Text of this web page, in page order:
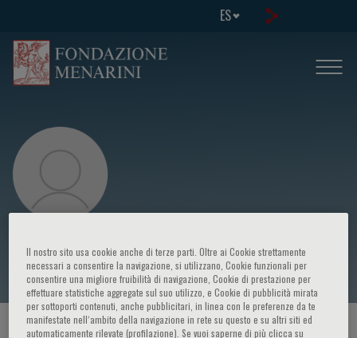
ES
Dario Nardella
HOME PAGE / CURSOS Y EVENTOS / ORADOR
Il nostro sito usa cookie anche di terze parti. Oltre ai Cookie strettamente
necessari a consentire la navigazione, si utilizzano, Cookie funzionali per
consentire una migliore fruibilità di navigazione, Cookie di prestazione per
effettuare statistiche aggregate sul suo utilizzo, e Cookie di pubblicità mirata
per sottoporti contenuti, anche pubblicitari, in linea con le preferenze da te
manifestate nell‘ambito della navigazione in rete su questo e su altri siti ed
automaticamente rilevate (profilazione). Se vuoi saperne di più clicca su